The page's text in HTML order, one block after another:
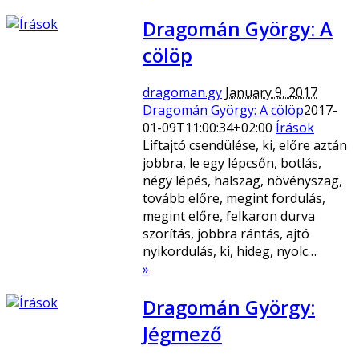
Dragomán György: A
cölöp
dragoman.gy January 9, 2017
Dragomán György: A cölöp2017-
01-09T11:00:34+02:00 Írások
Liftajtó csendülése, ki, előre aztán
jobbra, le egy lépcsőn, botlás,
négy lépés, halszag, növényszag,
tovább előre, megint fordulás,
megint előre, felkaron durva
szorítás, jobbra rántás, ajtó
nyikordulás, ki, hideg, nyolc…
»
Dragomán György:
Jégmező